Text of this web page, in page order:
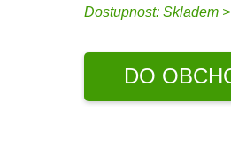
Dostupnost:Skladem
DO